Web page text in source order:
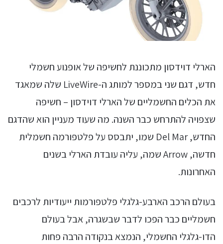
הארלי דוידסון מתכוננת לחשיפה של אופנוע חשמלי
חדש, דגם שני במספר למותג ה-LiveWire שלה שמאגד
את הכלים החשמליים של הארלי דוידסון – חשיפה
שצפויה להתרחש כבר השנה. מה שעוד מעניין הוא שהדגם
החדש, Del Mar שמו, יתבסס על פלטפורמה חשמלית
חדשה, Arrow שמה, עליה עובדת הארלי בשנים
האחרונות.
בעולם הרכב הארבע-גלגלי פלטפורמות ייעודיות לרכבים
חשמליים כבר הפכו לדבר שבשגרה, אבל בעולם
הדו-גלגלי החשמלי, הנמצא בנקודה הרבה פחות